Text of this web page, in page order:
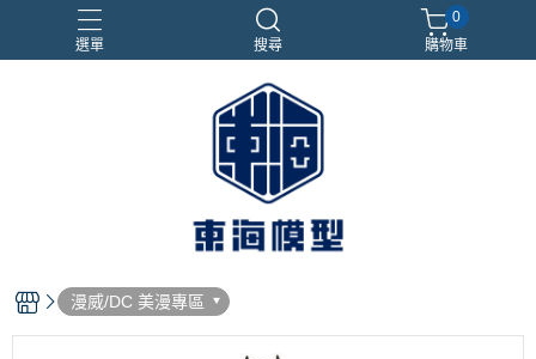
選單 搜尋
合金車
閃電霹靂車
電子雞/塔麻可吉/塔麻歌子
0
購物車
漫威/DC 美漫專區